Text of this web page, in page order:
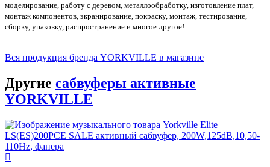
моделирование, работу с деревом, металлообработку, изготовление плат,
монтаж компонентов, экранирование, покраску, монтаж, тестирование,
сборку, упаковку, распространение и многое другое!
Вся продукция бренда YORKVILLE в магазине
Другие сабвуферы активные
YORKVILLE